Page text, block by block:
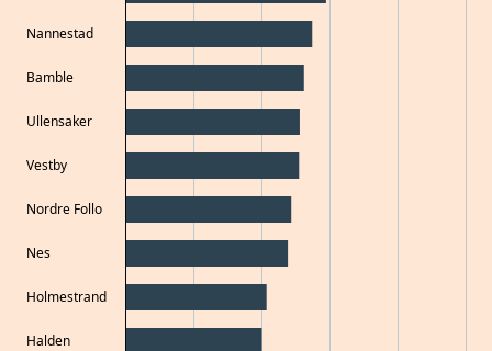
Nannestad
Bamble
Ullensaker
Vestby
Nordre Follo
Nes
Holmestrand
Halden